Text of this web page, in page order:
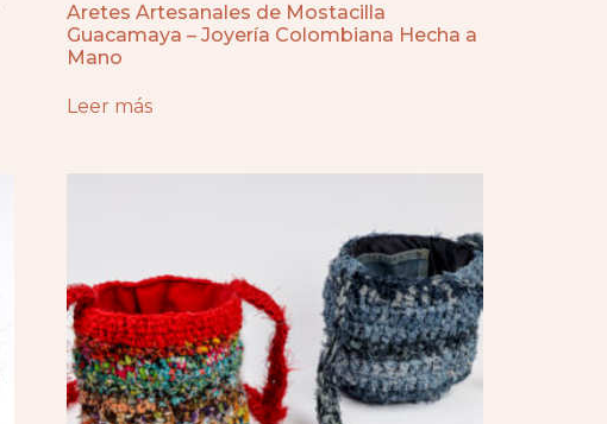
Aretes Artesanales de Mostacilla
Guacamaya – Joyería Colombiana Hecha a
Mano
Leer más